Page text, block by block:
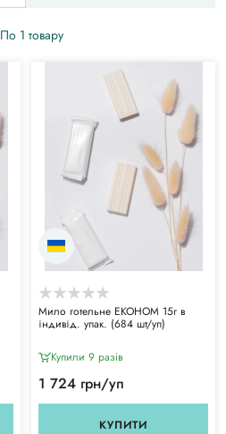
По 1 товару
Мило готельне ЕКОНОМ 15г в
індивід. упак. (684 шт/уп)
Купили 9 разiв
1 724 грн/уп
КУПИТИ